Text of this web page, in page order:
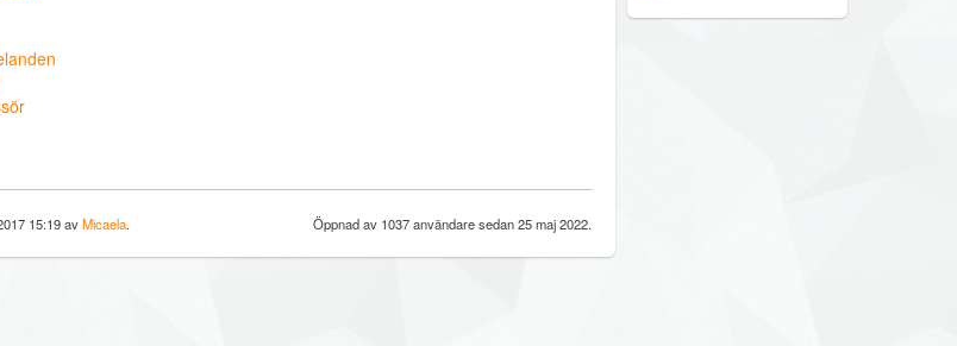
15:19 avMicaela. Öppnad av 1037 användare sedan 25 maj 2022.